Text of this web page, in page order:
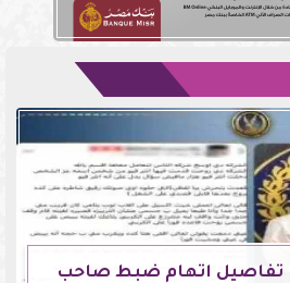
تفاصيل اتهام ضبط صاحب